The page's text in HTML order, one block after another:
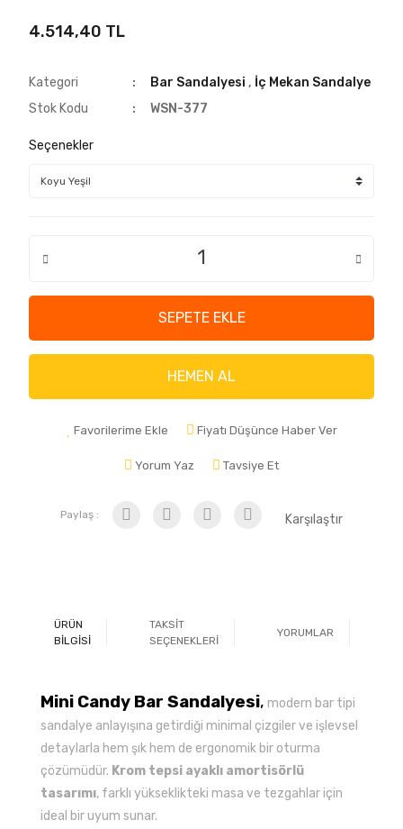
4.514,40 TL
Kategori Bar Sandalyesi , İç Mekan Sandalye
Stok Kodu
WSN-377
Seçenekler
SEPETE EKLE
HEMEN AL
Favorilerime Ekle Fiyatı Düşünce Haber Ver
Yorum Yaz Tavsiye Et
Paylaş : Karşılaştır
ÜRÜN
BİLGİSİ
TAKSİT
SEÇENEKLERİ
YORUMLAR
Mini Candy Bar Sandalyesi, modern bar tipi
sandalye anlayışına getirdiği minimal çizgiler ve işlevsel
detaylarla hem şık hem de ergonomik bir oturma
çözümüdür. Krom tepsi ayaklı amortisörlü
tasarımı, farklı yükseklikteki masa ve tezgahlar için
ideal bir uyum sunar.